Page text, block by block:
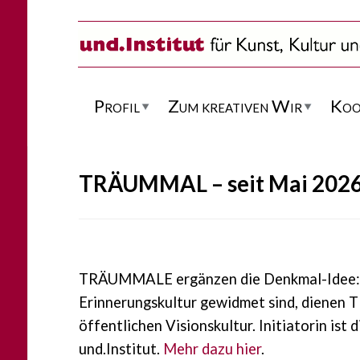
Profil Zum kreativen Wir
TRÄUMMAL – seit Mai
TRÄUMMALE ergänzen die Denkmal-
Erinnerungskultur gewidmet sind, dienen
öffentlichen Visionskultur. Initiatorin ist
und.Institut. Mehr dazu hier.